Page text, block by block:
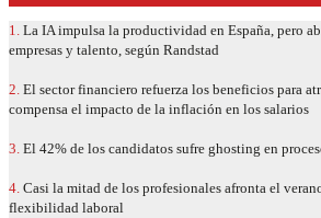
1. La IA impulsa la productividad en España, pero
empresas y talento, según Randstad
2. El sector financiero refuerza los beneficios para
compensa el impacto de la inflación en los salarios
3. El 42% de los candidatos sufre ghosting en
4. Casi la mitad de los profesionales afronta el
flexibilidad laboral